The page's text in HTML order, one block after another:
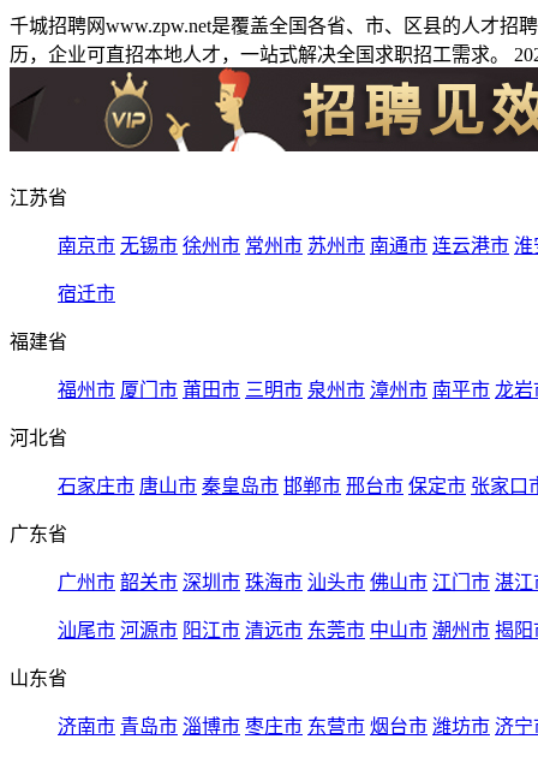
千城招聘网www.zpw.net是覆盖全国各省、市、区县的人才
历，企业可直招本地人才，一站式解决全国求职招工需求。
江苏省
南京市 无锡市 徐州市 常州市 苏州市 南通市 连云港市 淮
宿迁市
福建省
福州市 厦门市 莆田市 三明市 泉州市 漳州市 南平市 龙岩
河北省
石家庄市 唐山市 秦皇岛市 邯郸市 邢台市 保定市 张家口
广东省
广州市 韶关市 深圳市 珠海市 汕头市 佛山市 江门市 湛江
汕尾市 河源市 阳江市 清远市 东莞市 中山市 潮州市 揭阳
山东省
济南市 青岛市 淄博市 枣庄市 东营市 烟台市 潍坊市 济宁